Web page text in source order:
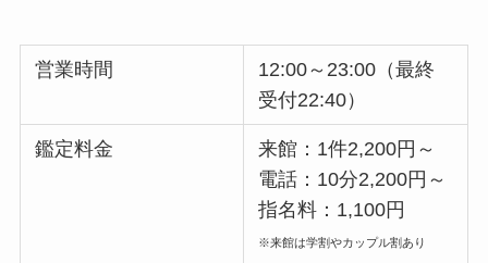
営業時間
12:00～23:00（最終
受付22:40）
鑑定料金
来館：1件2,200円～
電話：10分2,200円～
指名料：1,100円
※来館は学割やカップル割あり